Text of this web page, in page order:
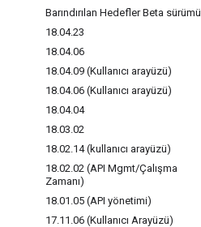
Barındırılan Hedefler Beta sürümü
18.04.23
18.04.06
18.04.09 (Kullanıcı arayüzü)
18.04.06 (Kullanıcı arayüzü)
18.04.04
18.03.02
18.02.14 (kullanıcı arayüzü)
18.02.02 (API Mgmt/Çalışma
Zamanı)
18.01 .05 (API yönetimi)
17.11 .06 (Kullanıcı Arayüzü)